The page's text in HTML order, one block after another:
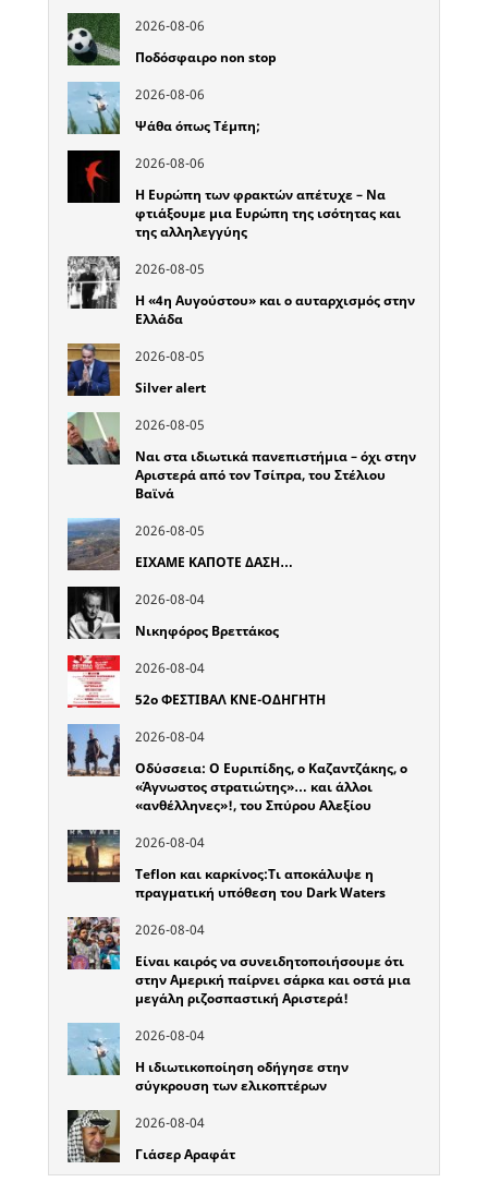
2026-08-06
Ποδόσφαιρο non stop
2026-08-06
Ψάθα όπως Τέμπη;
2026-08-06
Η Ευρώπη των φρακτών απέτυχε – Να
φτιάξουμε μια Ευρώπη της ισότητας και
της αλληλεγγύης
2026-08-05
Η «4η Αυγούστου» και ο αυταρχισμός στην
Ελλάδα
2026-08-05
Silver alert
2026-08-05
Ναι στα ιδιωτικά πανεπιστήμια – όχι στην
Αριστερά από τον Τσίπρα, του Στέλιου
Βαϊνά
2026-08-05
ΕΙΧΑΜΕ ΚΑΠΟΤΕ ΔΑΣΗ…
2026-08-04
Νικηφόρος Βρεττάκος
2026-08-04
52o ΦΕΣΤΙΒΑΛ ΚΝΕ-ΟΔΗΓΗΤΗ
2026-08-04
Οδύσσεια: Ο Ευριπίδης, ο Καζαντζάκης, ο
«Άγνωστος στρατιώτης»… και άλλοι
«ανθέλληνες»!, του Σπύρου Αλεξίου
2026-08-04
Teflon και καρκίνος:Τι αποκάλυψε η
πραγματική υπόθεση του Dark Waters
2026-08-04
Είναι καιρός να συνειδητοποιήσουμε ότι
στην Αμερική παίρνει σάρκα και οστά μια
μεγάλη ριζοσπαστική Αριστερά!
2026-08-04
Η ιδιωτικοποίηση οδήγησε στην
σύγκρουση των ελικοπτέρων
2026-08-04
Γιάσερ Αραφάτ